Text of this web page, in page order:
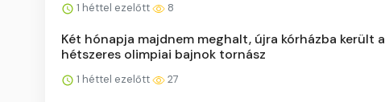
1 héttel ezelőtt 8
Két hónapja majdnem meghalt, újra kórházba került a
hétszeres olimpiai bajnok tornász
1 héttel ezelőtt 27